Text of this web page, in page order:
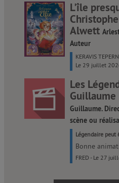
L'île
Alwett
Auteur
KERAVIS
Le 29 juillet
Les
Guillaume
Guillaume.
scène ou
Légendaire peut
Bonne
FRED - Le 27